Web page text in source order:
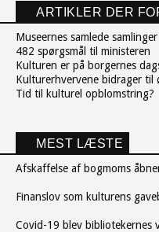
ARTIKLER DER
Museernes samlede samlinger
482 spørgsmål til ministeren
Kulturen er på borgernes
Kulturerhvervene bidrager
Tid til kulturel opblomstring?
MEST LÆSTE
Afskaffelse af bogmoms
Finanslov som kulturens
Covid-19 blev bibliotekernes